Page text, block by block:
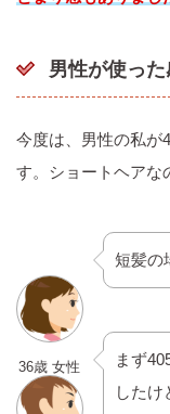
男性が使っ
今度は、男性の私が
す。ショートヘアな
36歳 女性
短髪の
まず
したけ